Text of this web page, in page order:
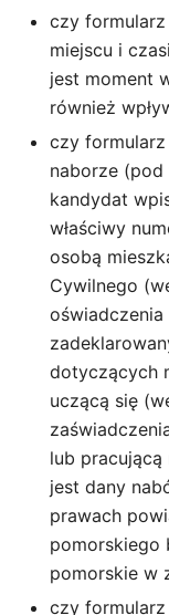
czy formularz
miejscu i
jest moment
również
czy formularz
naborze
kandydat
właściwy
osobą
Cywilnego
dotyczących
uczącą się
lub
jest dany
prawach
pomorskiego
pomorskie w
czy formularz